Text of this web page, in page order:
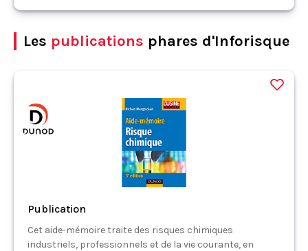
Les publications phares d'Inforisque
Publication
Cet aide-mémoire traite des risques chimiques
industriels, professionnels et de la vie courante, en